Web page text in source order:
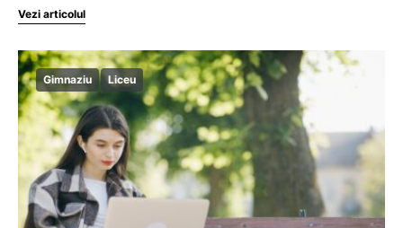
Vezi articolul
Gimnaziu Liceu